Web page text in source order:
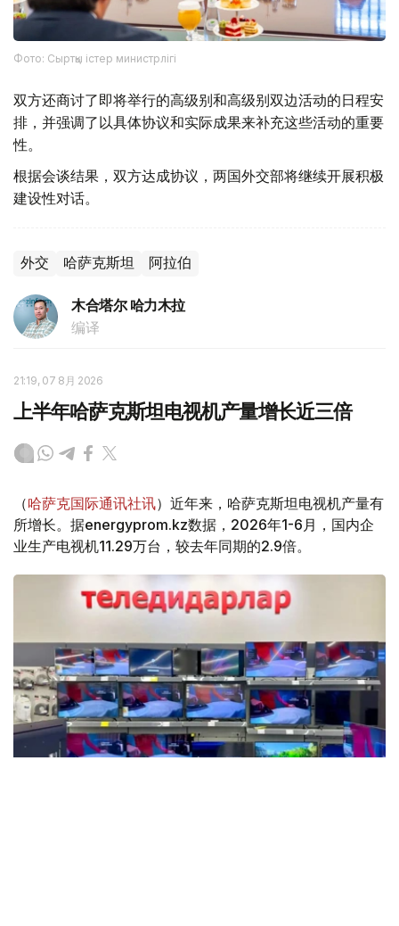
Фото: Сыртқы істер министрлігі
双方还商讨了即将举行的高级别和高级别双边活动的日程安
排，并强调了以具体协议和实际成果来补充这些活动的重要
性。
根据会谈结果，双方达成协议，两国外交部将继续开展积极
建设性对话。
外交 哈萨克斯坦 阿拉伯
木合塔尔 哈力木拉
编译
21:19, 07 8月 2026
上半年哈萨克斯坦电视机产量增长近三倍
（哈萨克国际通讯社讯）近年来，哈萨克斯坦电视机产量有
所增长。据energyprom.kz数据，2026年1-6月，国内企
业生产电视机11.29万台，较去年同期的2.9倍。